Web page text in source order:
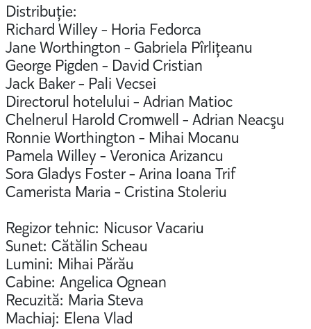
Distribuție:
Richard Willey - Horia Fedorca
Jane Worthington - Gabriela Pîrlițeanu
George Pigden - David Cristian
Jack Baker - Pali Vecsei
Directorul hotelului - Adrian Matioc
Chelnerul Harold Cromwell - Adrian Neacşu
Ronnie Worthington - Mihai Mocanu
Pamela Willey - Veronica Arizancu
Sora Gladys Foster - Arina Ioana Trif
Camerista Maria - Cristina Stoleriu
Regizor tehnic: Nicusor Vacariu
Sunet: Cătălin Scheau
Lumini: Mihai Părău
Cabine: Angelica Ognean
Recuzită: Maria Steva
Machiaj: Elena Vlad